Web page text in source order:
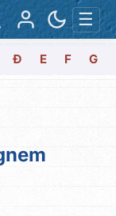
☰
Đ E F G